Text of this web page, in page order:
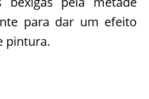
para dar um efeito
pintura.